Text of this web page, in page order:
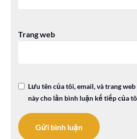
Trang web
Lưu tên của tôi, email, và trang
này cho lần bình luận kế tiếp của